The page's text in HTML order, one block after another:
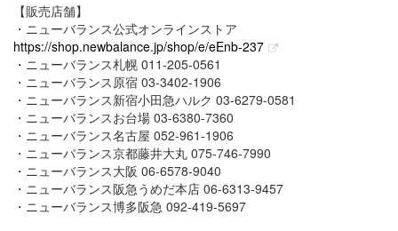
【販売店舗】
・ニューバランス公式オンラインストア
https://shop.newbalance.jp/shop/e/eEnb-237
・ニューバランス札幌 011-205-0561
・ニューバランス原宿 03-3402-1906
・ニューバランス新宿小田急ハルク 03-6279-0581
・ニューバランスお台場 03-6380-7360
・ニューバランス名古屋 052-961-1906
・ニューバランス京都藤井大丸 075-746-7990
・ニューバランス大阪 06-6578-9040
・ニューバランス阪急うめだ本店 06-6313-9457
・ニューバランス博多阪急 092-419-5697